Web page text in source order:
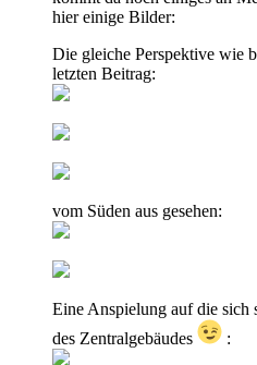
hier einige Bilder:
Die gleiche Perspektive wie
letzten Beitrag:
vom Süden aus gesehen:
Eine Anspielung auf die sich
des Zentralgebäudes
: